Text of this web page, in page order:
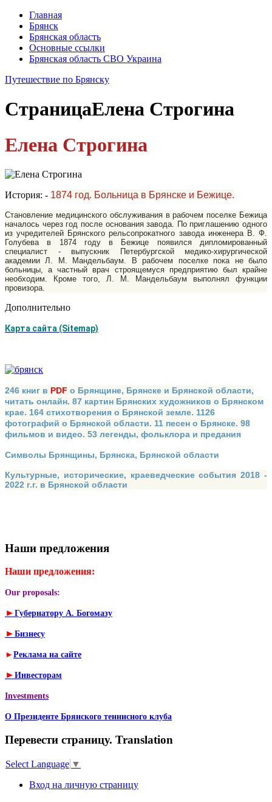
Главная
Брянск
Брянская область
Основные ссылки
Брянская область СВО Украина
Путешествие по Брянску
СтраницаЕлена Строгина
Елена Строгина
История: - 1874 год. Больница в Брянске и Бежице.
Становление медицинского обслуживания в рабочем поселке Бежица
началось через год после основания завода. По приглашению одного
из учредителей Брянского рельсопрокатного завода инженера В. Ф.
Голубева в 1874 году в Бежице появился дипломированный
специалист - выпускник Петербургской медико-хирургической
академии Л. М. Мандельбаум. В рабочем поселке пока не было
больницы, а частный врач строящемуся предприятию был крайне
необходим. Кроме того, Л. М. Мандельбаум выполнял функции
провизора.
Дополнительно
Карта сайта (Sitemap)
246 книг в PDF о Брянщине, Брянске и Брянской области,
читать онлайн. 87 картин Брянских художников о Брянском
крае. 164 стихотворения о Брянской земле. 1126
фотографий о Брянской области. 11 песен о Брянске. 98
фильмов и видео. 53 легенды, фольклора и предания
Символы Брянщины, Брянска, Брянской области
Культурные, исторические, краеведческие события 2018 -
2022 г.г. в Брянской области
Наши предложения
Наши предложения:
Our proposals:
► Губернатору А. Богомазу
► Бизнесу
► Реклама на сайте
► Инвесторам
Investments
О Президенте Брянского теннисного клуба
Перевести страницу. Translation
Select Language ▼
Вход на личную страницу